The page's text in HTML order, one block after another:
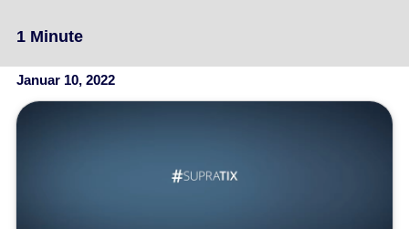
1 Minute
Januar 10, 2022